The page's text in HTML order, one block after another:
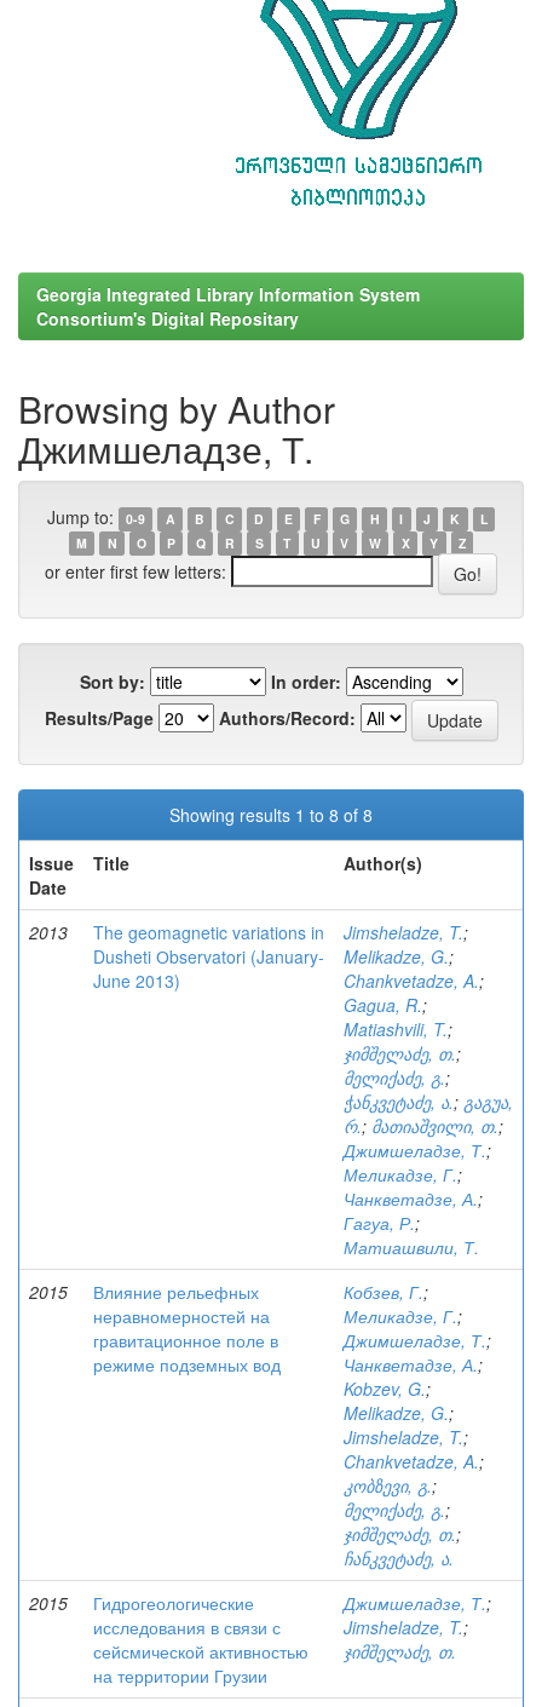
Georgia Integrated Library Information System
Consortium's Digital Repositary
Browsing by Author
Джимшеладзе, Т.
Jump to: 0-9 A B C D E F G H I J K
L
M
N O P Q R S T U V W X Y Z
or enter first few letters:
Sort by:
In order:
Results/Page
Authors/Record:
Showing results 1 to 8 of 8
Issue
Date
Title Author(s)
2013
The geomagnetic variations in
Dusheti Оbservatori (January-
June 2013)
Jimsheladze, T.;
Melikadze, G.;
Chankvetadze, A.;
Gagua, R.;
Matiashvili, T.;
ჯიმშელაძე, თ.;
მელიქაძე, გ.;
ჭანკვეტაძე, ა.; გაგუა,
რ.; მათიაშვილი, თ.;
Джимшеладзе, Т.;
Меликадзе, Г.;
Чанкветадзе, А.;
Гагуа, Р.;
Матиашвили, Т.
2015
Влияние рельефных
неравномерностей на
гравитационное поле в
режиме подземных вод
Кобзев, Г.;
Меликадзе, Г.;
Джимшеладзе, Т.;
Чанкветадзе, А.;
Kobzev, G.;
Melikadze, G.;
Jimsheladze, T.;
Chankvetadze, A.;
კობზევი, გ.;
მელიქაძე, გ.;
ჯიმშელაძე, თ.;
ჩანკვეტაძე, ა.
2015
Гидрогеологические
исследования в связи с
сейсмической активностью
на территории Грузии
Джимшеладзе, Т.;
Jimsheladze, T.;
ჯიმშელაძე, თ.